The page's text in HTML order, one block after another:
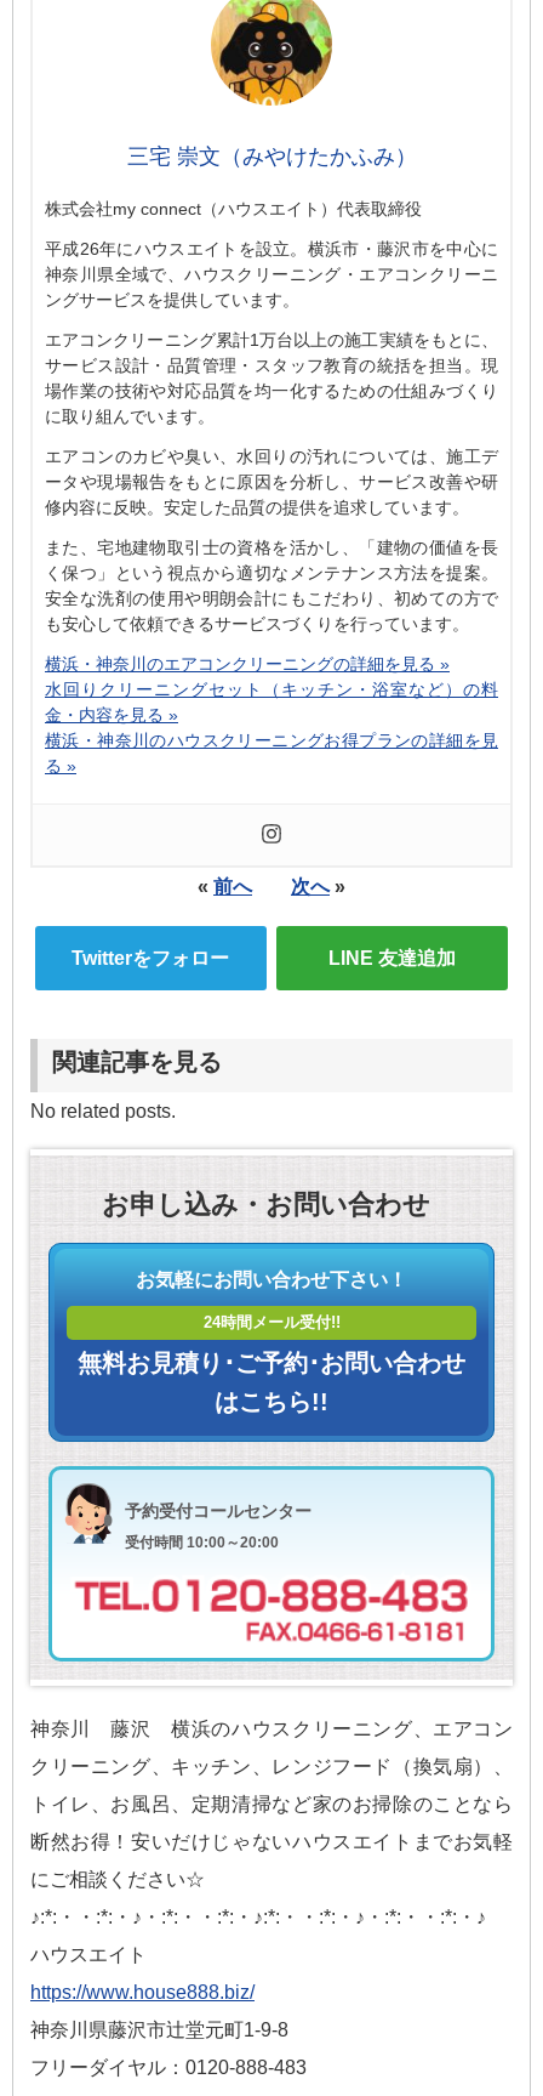
三宅 崇文（みやけたかふみ）
株式会社my connect（ハウスエイト）代表取締役
平成26年にハウスエイトを設立。横浜市・藤沢市を中心に
神奈川県全域で、ハウスクリーニング・エアコンクリーニ
ングサービスを提供しています。
エアコンクリーニング累計1万台以上の施工実績をもとに、
サービス設計・品質管理・スタッフ教育の統括を担当。現
場作業の技術や対応品質を均一化するための仕組みづくり
に取り組んでいます。
エアコンのカビや臭い、水回りの汚れについては、施工デ
ータや現場報告をもとに原因を分析し、サービス改善や研
修内容に反映。安定した品質の提供を追求しています。
また、宅地建物取引士の資格を活かし、「建物の価値を長
く保つ」という視点から適切なメンテナンス方法を提案。
安全な洗剤の使用や明朗会計にもこだわり、初めての方で
も安心して依頼できるサービスづくりを行っています。
横浜・神奈川のエアコンクリーニングの詳細を見る »
水回りクリーニングセット（キッチン・浴室など）の料
金・内容を見る »
横浜・神奈川のハウスクリーニングお得プランの詳細を見
る »
« 前へ 次へ»
Twitterをフォロー LINE 友達追加
関連記事を見る
No related posts.
お申し込み・お問い合わせ
お気軽にお問い合わせ下さい！
24時間メール受付!!
無料お見積り･ご予約･お問い合わせ
はこちら!!
予約受付コールセンター
受付時間 10:00～20:00
神奈川 藤沢 横浜のハウスクリーニング、エアコン
クリーニング、キッチン、レンジフード（換気扇）、
トイレ、お風呂、定期清掃など家のお掃除のことなら
断然お得！安いだけじゃないハウスエイトまでお気軽
にご相談ください☆
♪:*:・・:*:・♪・:*:・・:*:・♪:*:・・:*:・♪・:*:・・:*:・♪
ハウスエイト
https://www.house888.biz/
神奈川県藤沢市辻堂元町1-9-8
フリーダイヤル：0120-888-483